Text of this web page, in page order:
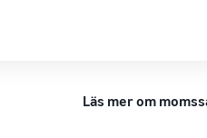
Läs mer om